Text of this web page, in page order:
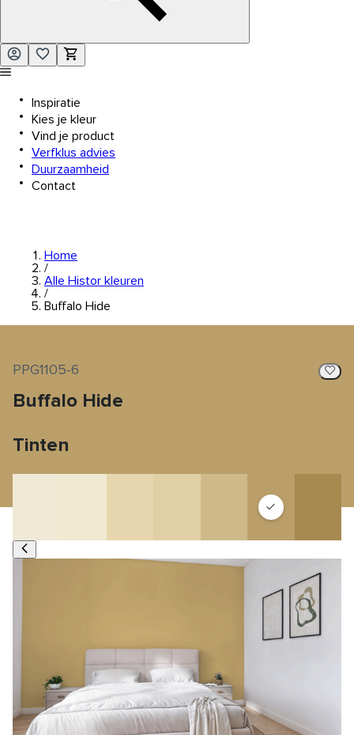
Inspiratie
Kies je kleur
Vind je product
Verfklus advies
Duurzaamheid
Contact
Home
/
Alle Histor kleuren
/
Buffalo Hide
PPG1105-6
Buffalo Hide
Tinten